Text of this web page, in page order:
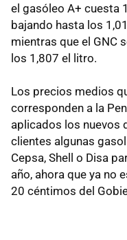
el gasóleo A+ cuesta
bajando hasta los
mientras que el GNC
los 1,807 el litro.
Los precios medios
corresponden a la
aplicados los nuevos
clientes algunas
Cepsa, Shell o Disa
año, ahora que ya no
20 céntimos del